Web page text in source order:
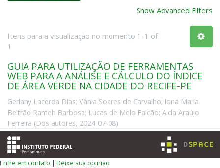
Show Advanced Filters
Itens para a visualização no momento 1-1 of
1
GUIA PARA UTILIZAÇÃO DE FERRAMENTAS
WEB PARA A ANÁLISE E CÁLCULO DO ÍNDICE
DE ÁREA VERDE NA CIDADE DO RECIFE-PE
Gerlany Lacerda Dias; Vânia Soares de Carvalho; Ioná Maria
Beltrão Rameh Barbosa; Lucas de Melo Falcão; Aida Araújo
Ferreira (Dos autores, 2024-07-08)
Entre em contato | Deixe sua opinião